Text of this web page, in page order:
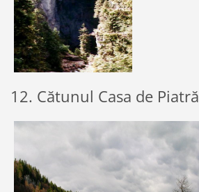
12. Cătunul Casa de Piatră